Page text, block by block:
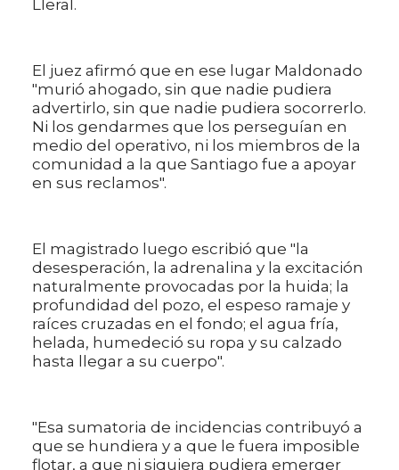
Lleral.
El juez afirmó que en ese lugar Maldonado
"murió ahogado, sin que nadie pudiera
advertirlo, sin que nadie pudiera socorrerlo.
Ni los gendarmes que los perseguían en
medio del operativo, ni los miembros de la
comunidad a la que Santiago fue a apoyar
en sus reclamos".
El magistrado luego escribió que "la
desesperación, la adrenalina y la excitación
naturalmente provocadas por la huida; la
profundidad del pozo, el espeso ramaje y
raíces cruzadas en el fondo; el agua fría,
helada, humedeció su ropa y su calzado
hasta llegar a su cuerpo".
"Esa sumatoria de incidencias contribuyó a
que se hundiera y a que le fuera imposible
flotar, a que ni siquiera pudiera emerger